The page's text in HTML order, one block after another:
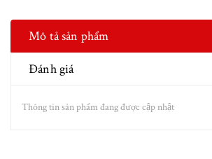
Mô tả sản phẩm
Đánh giá
Thông tin sản phẩm đang được cập nhật